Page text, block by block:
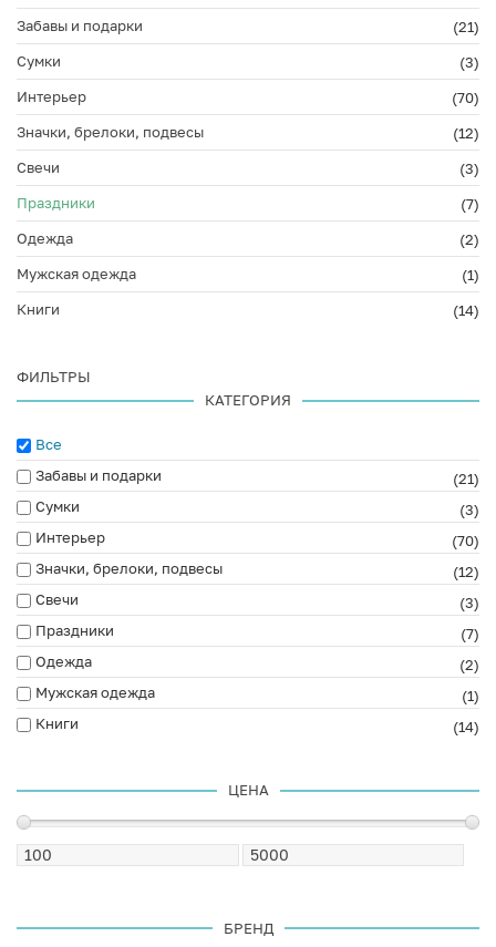
Забавы и подарки
(21)
Сумки
(3)
Интерьер
(70)
Значки, брелоки, подвесы
(12)
Свечи
(3)
Праздники
(7)
Одежда
(2)
Мужская одежда
(1)
Книги
(14)
ФИЛЬТРЫ
КАТЕГОРИЯ
Все
Забавы и подарки
(21)
Сумки
(3)
Интерьер
(70)
Значки, брелоки, подвесы
(12)
Свечи
(3)
Праздники
(7)
Одежда
(2)
Мужская одежда
(1)
Книги
(14)
ЦЕНА
БРЕНД